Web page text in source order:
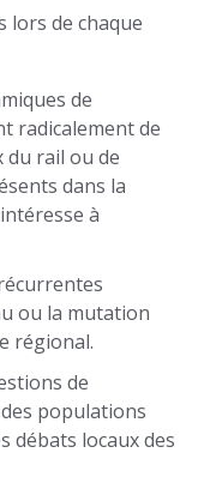
lors de chaque
de
radicalement de
du rail ou de
dans la
à
ou la mutation
régional.
de
populations
débats locaux des